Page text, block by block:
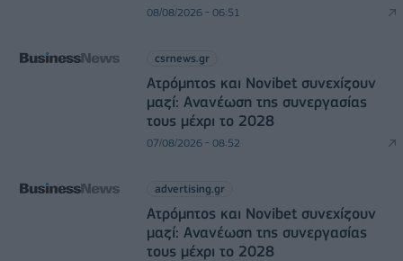
08/08/2026 - 06:51
csrnews.gr
Ατρόμητος και Novibet συνεχίζουν
μαζί: Ανανέωση της συνεργασίας
τους μέχρι το 2028
07/08/2026 - 08:52
advertising.gr
Ατρόμητος και Novibet συνεχίζουν
μαζί: Ανανέωση της συνεργασίας
τους μέχρι το 2028